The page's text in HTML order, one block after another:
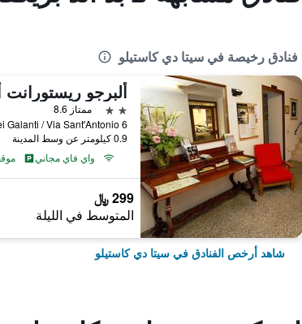
فنادق رخيصة في سيتا دي كاستيلو
ألبرجو ريستورانت
2 نجمتين
ممتاز 8.6
0.9 كيلومتر عن وسط المدينة
واي فاي مجاني
299 ﷼
المتوسط في الليلة
شاهد أرخص الفنادق في سيتا دي كاستيلو